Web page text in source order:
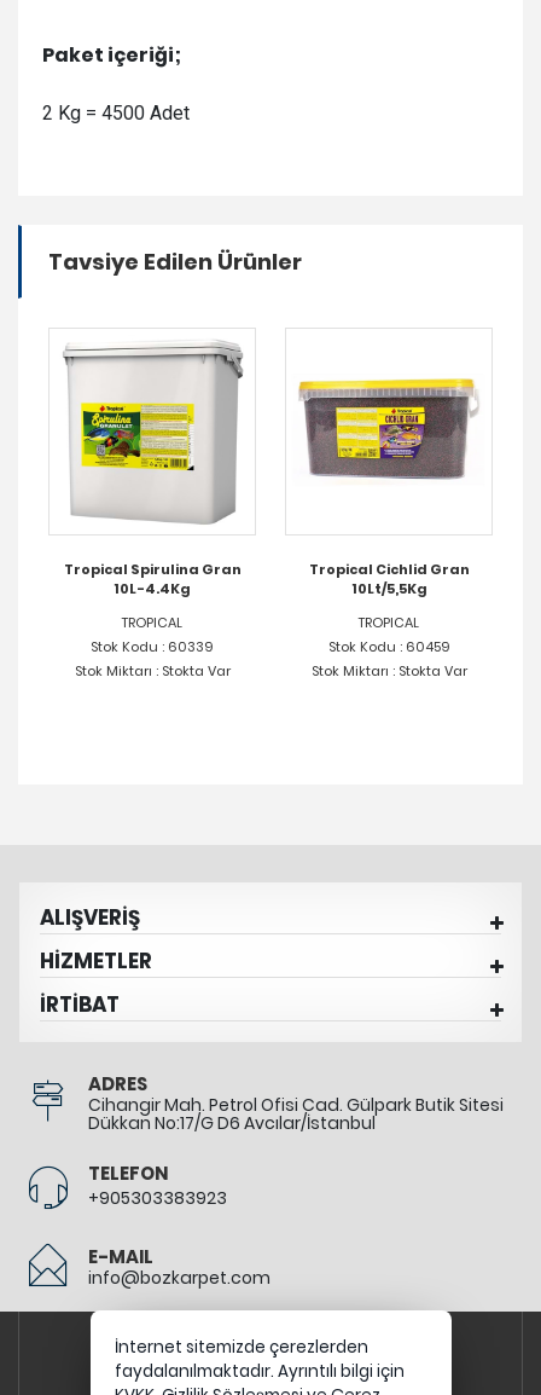
Paket içeriği;
2 Kg = 4500 Adet
Tavsiye Edilen Ürünler
Tropical Spirulina Gran
10L-4.4Kg
TROPICAL
Stok Kodu : 60339
Stok Miktarı : Stokta Var
Tropical Cichlid Gran
10Lt/5,5Kg
TROPICAL
Stok Kodu : 60459
Stok Miktarı : Stokta Var
ALIŞVERİŞ
HİZMETLER
İRTİBAT
ADRES
Cihangir Mah. Petrol Ofisi Cad. Gülpark Butik Sitesi
Dükkan No:17/G D6 Avcılar/İstanbul
TELEFON
+905303383923
E-MAIL
info@bozkarpet.com
İnternet sitemizde çerezlerden
faydalanılmaktadır. Ayrıntılı bilgi için